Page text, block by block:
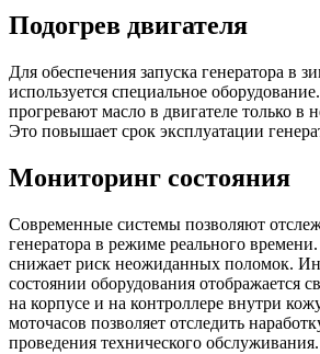
Подогрев двигателя
Для обеспечения запуска генератора в
используется специальное
прогревают масло в двигателе только в
Это повышает срок эксплуатации
Мониторинг состояния
Современные системы позволяют
генератора в режиме реального
снижает риск неожиданных поломок.
состоянии оборудования отображается
на корпусе и на контроллере внутри
моточасов позволяет отследить
проведения технического обслуживания.